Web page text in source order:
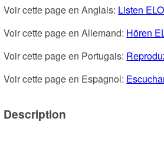
Voir cette page en Anglais: Listen
Voir cette page en Allemand: Hören
Voir cette page en Portugais:
Voir cette page en Espagnol:
Description